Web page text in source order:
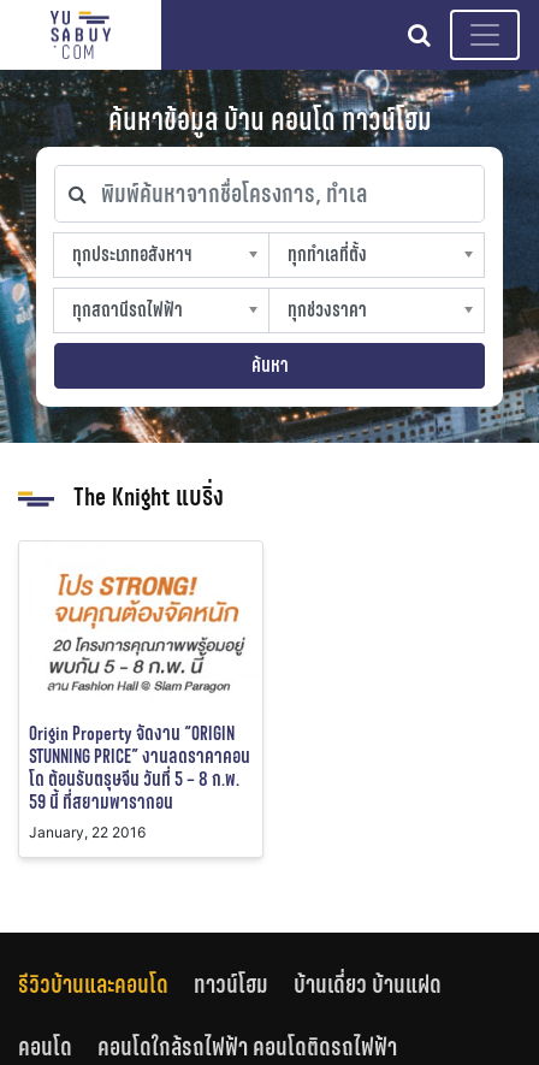
search
ค้นหาข้อมูล บ้าน คอนโด ทาวน์โฮม
พิมพ์ค้นหาจากชื่อโครงการ, ทำเล
ทุกประเภทอสังหาฯ
ทุกประเภทอสังหาฯ
sproperty
ทุกทำเลที่ตั้ง
ทุกทำเลที่ตั้ง
slocation
ทุกสถานีรถไฟฟ้า
ทุกสถานีรถไฟฟ้า
strain-station
ทุกช่วงราคา
ทุกช่วงราคา
sprice
ค้นหา
The Knight แบริ่ง
Origin Property จัดงาน “ORIGIN
STUNNING PRICE” งานลดราคาคอน
โด ต้อนรับตรุษจีน วันที่ 5 – 8 ก.พ.
59 นี้ ที่สยามพารากอน
January, 22 2016
รีวิวบ้านและคอนโด ทาวน์โฮม
บ้านเดี่ยว บ้านแฝด
คอนโด
คอนโดใกล้รถไฟฟ้า คอนโดติดรถไฟฟ้า